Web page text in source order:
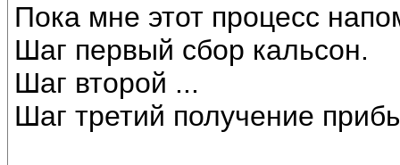
Пока мне этот процесс
Шаг первый сбор кальсон.
Шаг второй ...
Шаг третий получение